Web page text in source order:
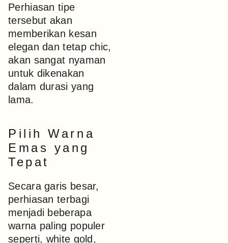
Perhiasan tipe
tersebut akan
memberikan kesan
elegan dan tetap chic,
akan sangat nyaman
untuk dikenakan
dalam durasi yang
lama.
Pilih Warna
Emas yang
Tepat
Secara garis besar,
perhiasan terbagi
menjadi beberapa
warna paling populer
seperti, white gold,